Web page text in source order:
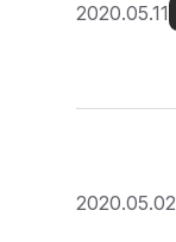
2020.05.11
2020.05.02